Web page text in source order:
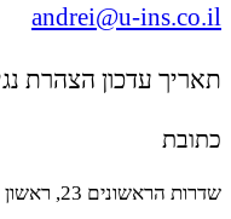
andrei@u-ins.co.il
תאריך עדכון הצהרת נגישות 05/
כתובת
שדרות הראשונים 23, ראשון לציון, 7559916